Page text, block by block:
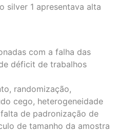
silver 1 apresentava alta
com a falha das
déficit de trabalhos
randomização,
cego, heterogeneidade
de padronização de
de tamanho da amostra